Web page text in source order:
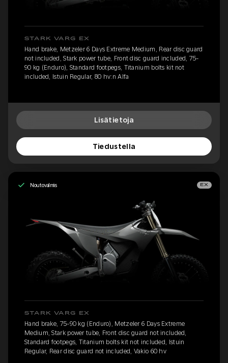
STARK VARG EX
Hand brake, Metzeler 6 Days Extreme Medium, Rear disc guard
not included, Stark power tube, Front disc guard included, 75-
90 kg (Enduro), Standard footpegs, Titanium bolts kit not
included, Istuin Regular, 80 hv:n Alfa
Lisätietoja
Tiedustella
Noutovalmis EX
STARK VARG EX
Hand brake, 75-90 kg (Enduro), Metzeler 6 Days Extreme
Medium, Stark power tube, Front disc guard not included,
Standard footpegs, Titanium bolts kit not included, Istuin
Regular, Rear disc guard not included, Vakio 60 hv